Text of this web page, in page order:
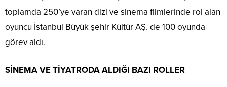
toplamda 250’ye varan dizi ve sinema filmlerinde rol alan
oyuncu İstanbul Büyük şehir Kültür AŞ. de 100 oyunda
görev aldı.
SİNEMA VE TİYATRODA ALDIĞI BAZI ROLLER